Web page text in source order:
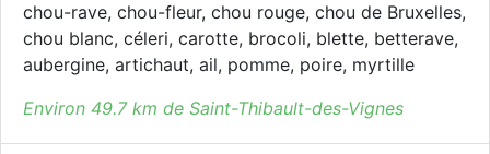
chou-rave, chou-fleur, chou rouge, chou de Bruxelles,
chou blanc, céleri, carotte, brocoli, blette, betterave,
aubergine, artichaut, ail, pomme, poire, myrtille
Environ 49.7 km de Saint-Thibault-des-Vignes